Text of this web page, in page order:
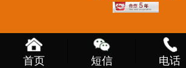
首页 短信 电话